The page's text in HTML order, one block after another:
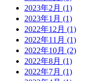
2023年2月 (1)
2023年1月 (1)
2022年12月 (1)
2022年11月 (1)
2022年10月 (2)
2022年8月 (1)
2022年7月 (1)